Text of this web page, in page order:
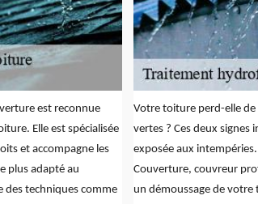
est reconnue
Elle est spécialisée
et accompagne les
plus adapté au
des techniques comme
Votre toiture perd-elle de
vertes ? Ces deux
exposée aux
Couverture, couvreur
un démoussage de